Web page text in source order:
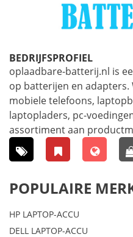
BEDRIJFSPROFIEL
oplaadbare-batterij.nl is
op batterijen en
mobiele telefoons,
laptopladers, pc-
assortiment aan
POPULAIRE
HP LAPTOP-ACCU
DELL LAPTOP-ACCU